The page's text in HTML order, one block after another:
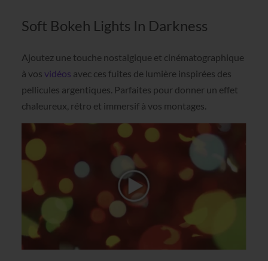
Soft Bokeh Lights In Darkness
Ajoutez une touche nostalgique et cinématographique
à vos vidéos avec ces fuites de lumière inspirées des
pellicules argentiques. Parfaites pour donner un effet
chaleureux, rétro et immersif à vos montages.